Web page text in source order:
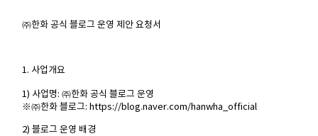
㈜한화 공식 블로그 운영 제안 요청서
1. 사업개요
1) 사업명: ㈜한화 공식 블로그 운영
※㈜한화 블로그: https://blog.naver.com/hanwha_official
2) 블로그 운영 배경